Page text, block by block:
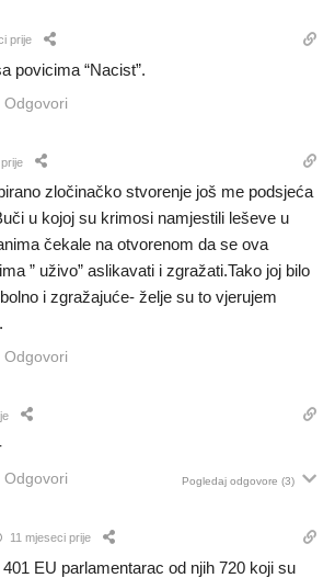
prije
povicima “Nacist”.
Odgovori
zločinačko stvorenje još me podsjeća
u kojoj su krimosi namjestili leševe u
čekale na otvorenom da se ova
” uživo” aslikavati i zgražati.Tako joj bilo
i zgražajuće- želje su to vjerujem
Odgovori
Odgovori Pogledaj odgovore (3)
11 mjeseci prije
EU parlamentarac od njih 720 koji su